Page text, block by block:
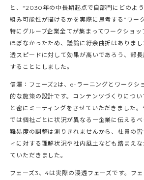
と、“2030年の中長期起点で自部門にどのよ
組み可能性が描けるかを実際に思考する”ワー
特にグループ企業全てが集まってワークショ
ほぼなかったため、議論に紆余曲折はありま
透スピードに対して効果が高いであろう、部
することにしました。
信澤：フェーズ2は、e-ラーニングとワークシ
的な施策の設計です。コンテンツづくりにつ
と密にミーティングをさせていただきました
では個社ごとに状況が異なる一企業に伝える
難易度の調整は測りきれませんから、社員の
ィに対する理解状況や社内風土なども踏まえ
ていただきました。
フェーズ3、4は実際の浸透フェーズです。フ